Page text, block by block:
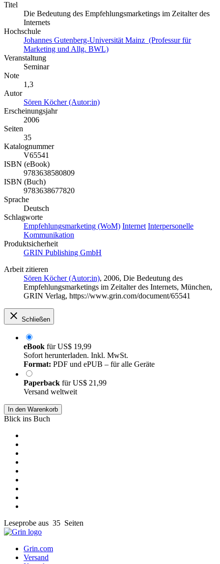
Titel
Die Bedeutung des Empfehlungsmarketings im Zeitalter des
Internets
Hochschule
Johannes Gutenberg-Universität Mainz (Professur für
Marketing und Allg. BWL)
Veranstaltung
Seminar
Note
1,3
Autor
Sören Köcher (Autor:in)
Erscheinungsjahr
2006
Seiten
35
Katalognummer
V65541
ISBN (eBook)
9783638580809
ISBN (Buch)
9783638677820
Sprache
Deutsch
Schlagworte
Empfehlungsmarketing (WoM) Internet Interpersonelle
Kommunikation
Produktsicherheit
GRIN Publishing GmbH
Arbeit zitieren
Sören Köcher (Autor:in), 2006, Die Bedeutung des
Empfehlungsmarketings im Zeitalter des Internets, München,
GRIN Verlag, https://www.grin.com/document/65541
Schließen
eBook fürUS$ 19,99
Sofort herunterladen. Inkl. MwSt.
Format: PDF und ePUB – für alle Geräte
Paperback fürUS$ 21,99
Versand weltweit
In den Warenkorb
Blick ins Buch
Leseprobe aus 35 Seiten
Grin.com
Versand